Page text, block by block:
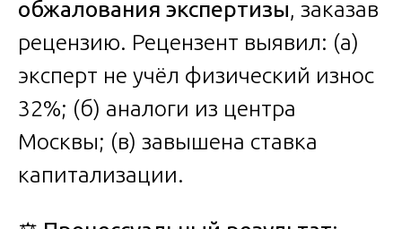
обжалования экспертизы, заказав
рецензию. Рецензент выявил: (а)
эксперт не учёл физический износ
32%; (б) аналоги из центра
Москвы; (в) завышена ставка
капитализации.